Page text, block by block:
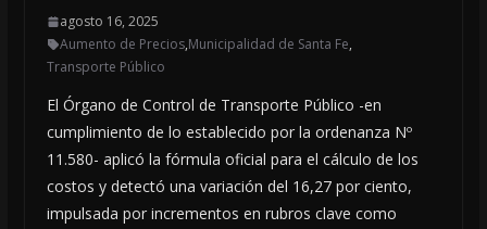
agosto 16, 2025
Aumento de Precios,Municipalidad de Santa Fe,
Transporte Público
El Órgano de Control de Transporte Público -en
cumplimiento de lo establecido por la ordenanza Nº
11.580- aplicó la fórmula oficial para el cálculo de los
costos y detectó una variación del 16,27 por ciento,
impulsada por incrementos en rubros clave como